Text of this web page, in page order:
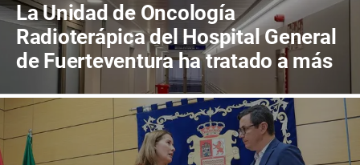
La Unidad de Oncología
Radioterápica del Hospital General
de Fuerteventura ha tratado a más
de 800 pacientes en sus primeros
cuatro años de actividad